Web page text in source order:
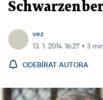
vez
13. 1. 2014 16:27 ▪ 3
ODEBÍRAT AUTORA